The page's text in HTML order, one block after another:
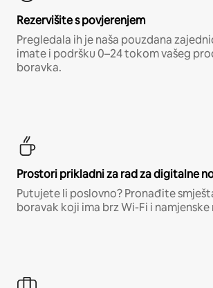
Rezervišite s povjerenjem
Pregledala ih je naša pouzdana
imate i podršku 0–24 tokom vašeg
boravka.
Prostori prikladni za rad za digitalne
Putujete li poslovno? Pronađite
boravak koji ima brz Wi-Fi i